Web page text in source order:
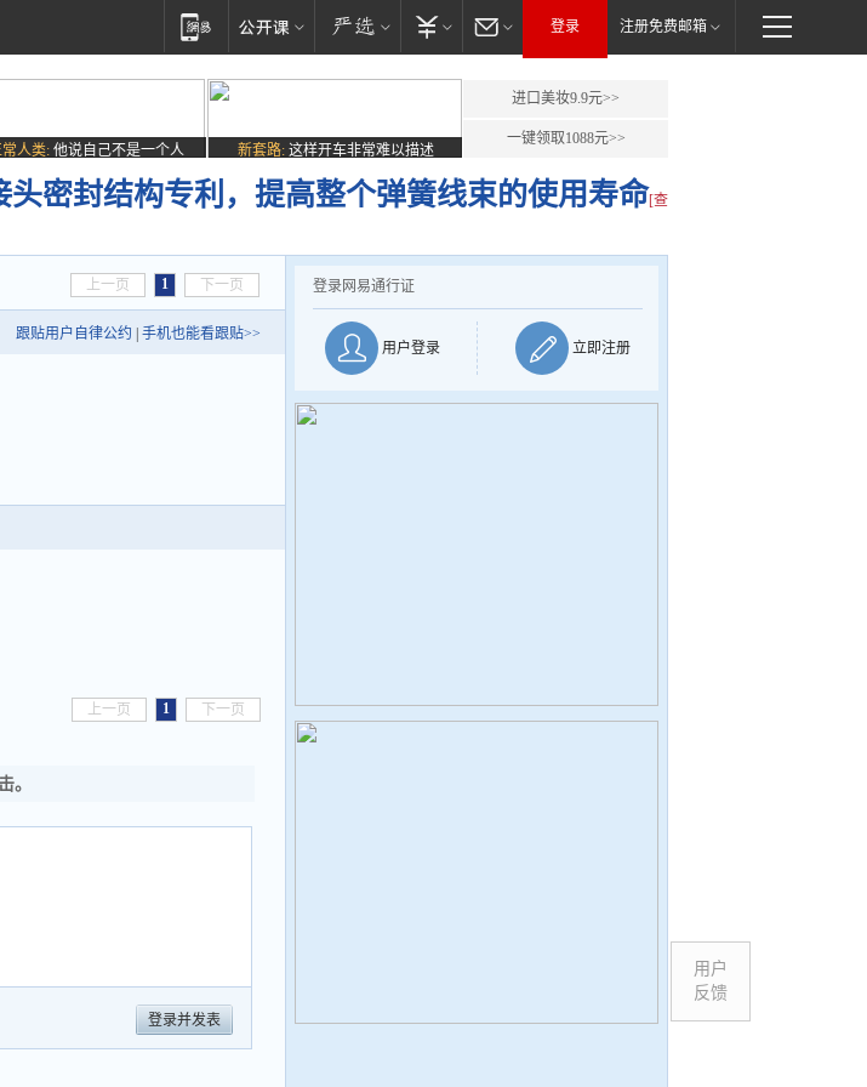
登录 注册免费邮箱
人类: 他说自己不是一个人 新套路: 这样开车非常难以描述
进口美妆9.9元>>
一键领取1088元>>
密封结构专利，提高整个弹簧线束的使用寿命[查
上一页 1 下一页
跟贴用户自律公约 手机也能看跟贴>>
上一页 1 下一页
。
登录并发表
登录网易通行证
用户登录 立即注册
用户
反馈